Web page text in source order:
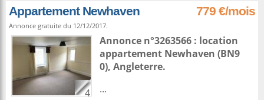
Appartement Newhaven 779 €/mois
Annonce gratuite du 12/12/2017.
4
Annonce n°3263566 : location
appartement Newhaven (BN9
0), Angleterre.
...